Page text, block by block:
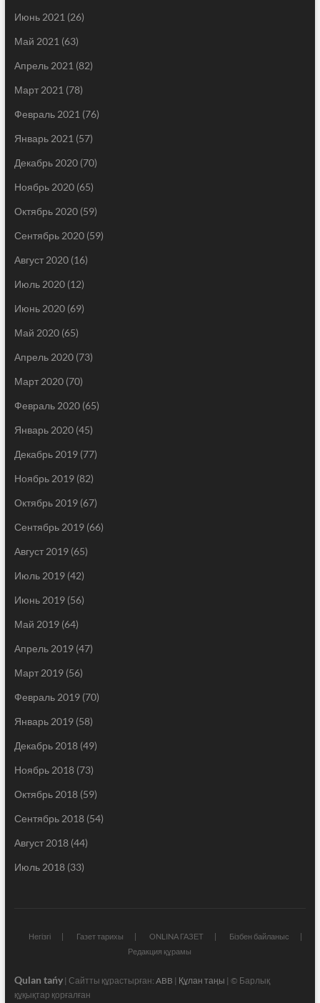
Июнь 2021 (26)
Май 2021 (63)
Апрель 2021 (82)
Март 2021 (78)
Февраль 2021 (76)
Январь 2021 (57)
Декабрь 2020(70)
Ноябрь 2020(65)
Октябрь 2020(59)
Сентябрь 2020(59)
Август 2020(16)
Июль 2020(12)
Июнь 2020(69)
Май 2020(65)
Апрель 2020(73)
Март 2020(70)
Февраль 2020(65)
Январь 2020(45)
Декабрь 2019(77)
Ноябрь 2019(82)
Октябрь 2019(67)
Сентябрь 2019(66)
Август 2019(65)
Июль 2019(42)
Июнь 2019(56)
Май 2019(64)
Апрель 2019(47)
Март 2019(56)
Февраль 2019(70)
Январь 2019(58)
Декабрь 2018(49)
Ноябрь 2018(73)
Октябрь 2018(59)
Сентябрь 2018(54)
Август 2018(44)
Июль 2018(33)
Негізгі Газет тарихы ONLINA ГАЗЕТ
Бізбен байланыс
Редакция құрамы
Qulan tańy| Сайтты құрастырған: ABB | Құлан таңы | © Барлық
құқықтар қорғалған